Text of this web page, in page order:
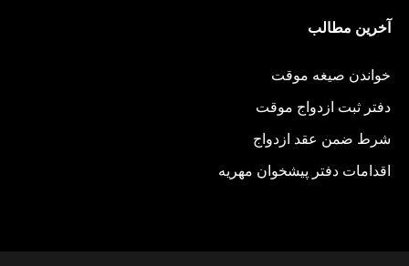
آخرین مطالب
خواندن صیغه موقت
دفتر ثبت ازدواج موقت
شرط ضمن عقد ازدواج
اقدامات دفتر پیشخوان مهریه